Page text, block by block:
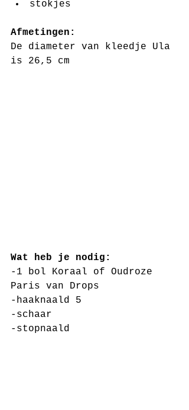
stokjes
Afmetingen:
De diameter van kleedje Ula
is 26,5 cm
Wat heb je nodig:
-1 bol Koraal of Oudroze
Paris van Drops
-haaknaald 5
-schaar
-stopnaald